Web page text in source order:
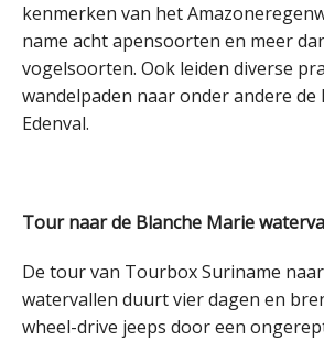
kenmerken van het
name acht apensoorten en meer
vogelsoorten. Ook leiden diverse
wandelpaden naar onder andere de
Edenval.
Tour naar de Blanche Marie
De tour van Tourbox Suriname
watervallen duurt vier dagen en
wheel-drive jeeps door een